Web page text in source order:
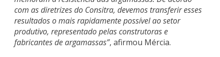
com as diretrizes do Consitra, devemos transferir esses
resultados o mais rapidamente possível ao setor
produtivo, representado pelas construtoras e
fabricantes de argamassas”, afirmou Mércia.